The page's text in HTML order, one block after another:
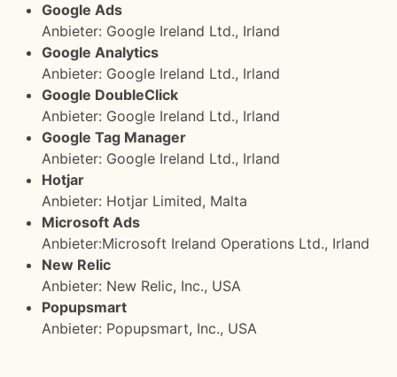
Google Ads
Anbieter: Google Ireland Ltd., Irland
Google Analytics
Anbieter: Google Ireland Ltd., Irland
Google DoubleClick
Anbieter: Google Ireland Ltd., Irland
Google Tag Manager
Anbieter: Google Ireland Ltd., Irland
Hotjar
Anbieter: Hotjar Limited, Malta
Microsoft Ads
Anbieter:Microsoft Ireland Operations Ltd., Irland
New Relic
Anbieter: New Relic, Inc., USA
Popupsmart
Anbieter: Popupsmart, Inc., USA